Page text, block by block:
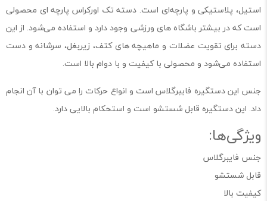
استیل، پلاستیکی و پارچه‌ای است. دسته تک اورکراس پارچه ای محصولی
است که در بیشتر باشگاه های ورزشی وجود دارد و استفاده می‌شود. از این
دسته برای تقویت عضلات و ماهیچه های کتف، زیربغل، سرشانه و دست
استفاده می‌شود و محصولی با کیفیت و با دوام بالا است.
جنس این دستگیره فایبرگلاس است و انواع حرکات را می توان با آن انجام
داد. این دستگیره قابل شستشو است و استحکام بالایی دارد.
ویژگی‌ها:
جنس فایبرگلاس
قابل شستشو
کیفیت بالا